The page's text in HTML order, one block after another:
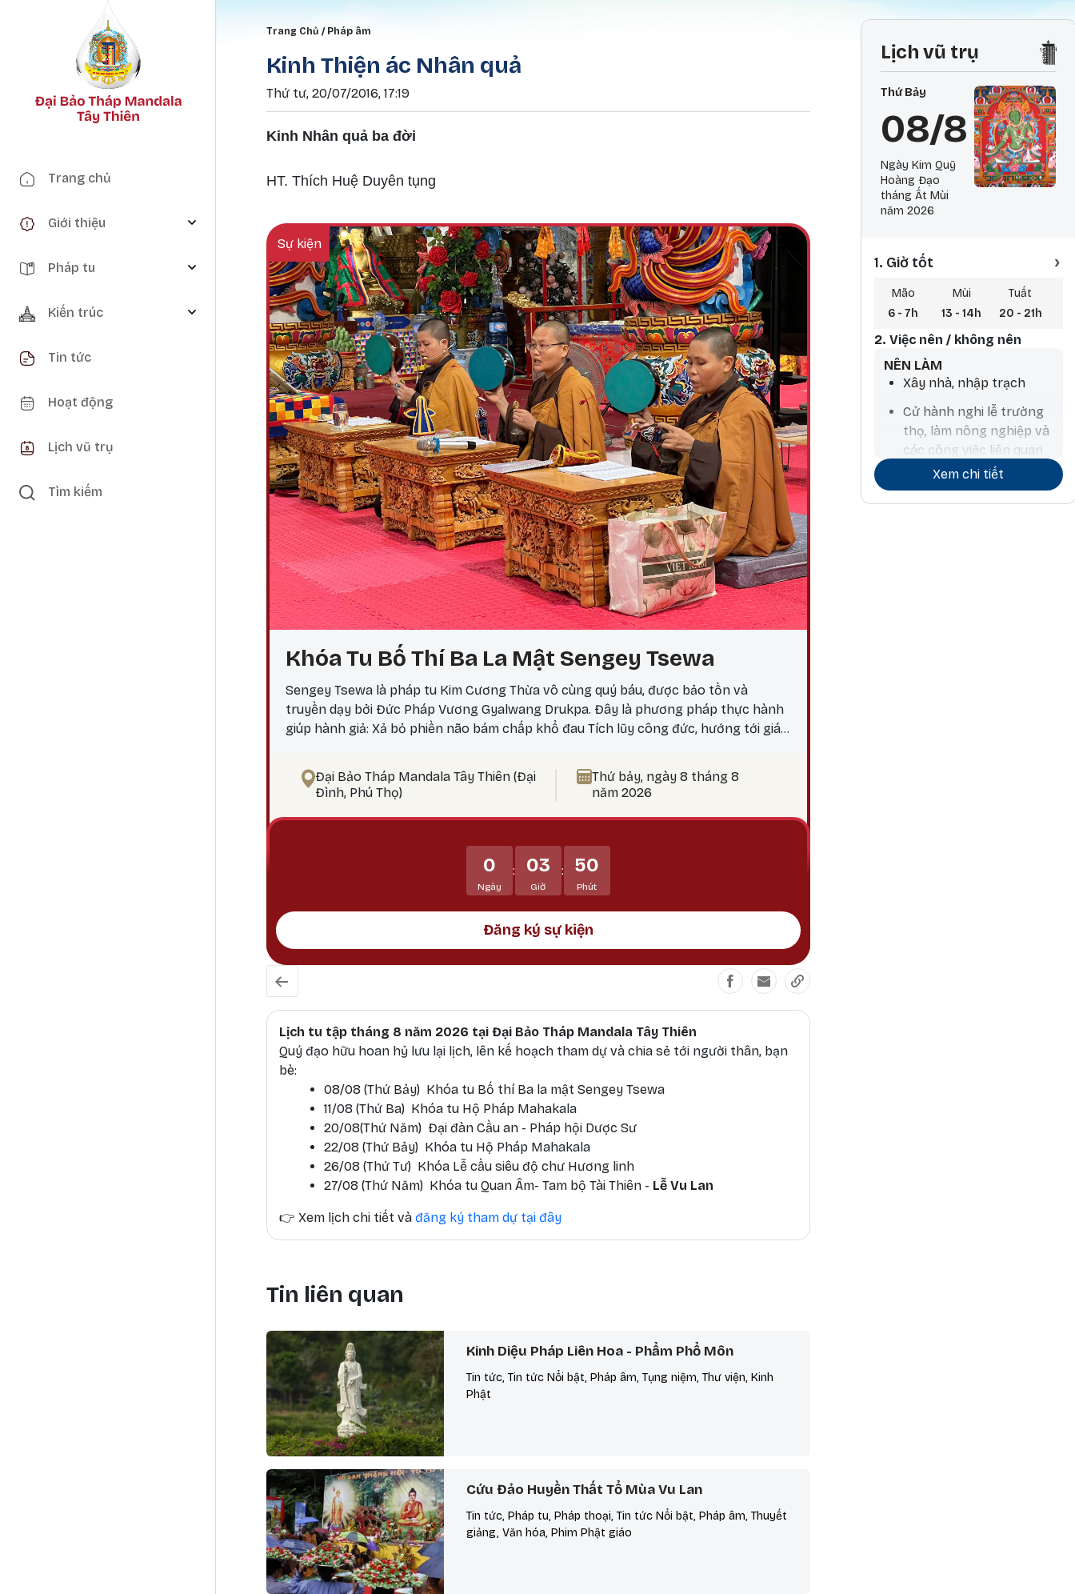
Main navigation
Trang chủ
Giới thiệu
Pháp tu
Kiến trúc
Tin tức
Hoạt động
Lịch vũ trụ
Tìm kiếm
Breadcrumb
Trang Chủ Pháp âm
Kinh Thiện ác Nhân quả
Thứ tư, 20/07/2016, 17:19
Kinh Nhân quả ba đời
HT. Thích Huệ Duyên tụng
Sự kiện
Khóa Tu Bố Thí Ba La Mật Sengey Tsewa
Sengey Tsewa là pháp tu Kim Cương Thừa vô cùng quý báu, được bảo tồn và
truyền dạy bởi Đức Pháp Vương Gyalwang Drukpa. Đây là phương pháp thực hành
giúp hành giả: Xả bỏ phiền não bám chấp khổ đau Tích lũy công đức, hướng tới giác
điểm công đức tu tập tăng trưởng mạnh mẽ, đặc biệt thích hợp để thực hành các
pháp tu Phật Bản Tôn Mẫu Tính.
Đại Bảo Tháp Mandala Tây Thiên (Đại
Đình, Phú Thọ)
Thứ bảy, ngày 8 tháng 8
năm 2026
0
Ngày
: 03
Giờ
: 50
Phút
Đăng ký sự kiện
Lịch tu tập tháng 8 năm 2026 tại Đại Bảo Tháp Mandala Tây Thiên
Quý đạo hữu hoan hỷ lưu lại lịch, lên kế hoạch tham dự và chia sẻ tới người thân, bạn
bè:
08/08 (Thứ Bảy) Khóa tu Bố thí Ba la mật Sengey Tsewa
11/08 (Thứ Ba) Khóa tu Hộ Pháp Mahakala
20/08(Thứ Năm) Đại đàn Cầu an - Pháp hội Dược Sư
22/08 (Thứ Bảy) Khóa tu Hộ Pháp Mahakala
26/08 (Thứ Tư) Khóa Lễ cầu siêu độ chư Hương linh
27/08 (Thứ Năm) Khóa tu Quan Âm- Tam bộ Tài Thiên - Lễ Vu Lan
👉 Xem lịch chi tiết và đăng ký tham dự tại đây
Tin liên quan
Kinh Diệu Pháp Liên Hoa - Phẩm Phổ Môn
Tin tức, Tin tức Nổi bật, Pháp âm, Tụng niệm, Thư viện, Kinh
Phật
Cứu Đảo Huyền Thất Tổ Mùa Vu Lan
Tin tức, Pháp tu, Pháp thoại, Tin tức Nổi bật, Pháp âm, Thuyết
giảng, Văn hóa, Phim Phật giáo
Lịch vũ trụ
Thứ Bảy
08/8
Ngày Kim Quỹ
Hoàng Đạo
tháng Ất Mùi
năm 2026
1. Giờ tốt ›
Mão
6 - 7h
Mùi
13 - 14h
Tuất
20 - 21h
2. Việc nên / không nên
NÊN LÀM
Xây nhà, nhập trạch
Cử hành nghi lễ trường
thọ, làm nông nghiệp và
các công việc liên quan
đến nước, mua thú nuôi,
tính toán chiêm tinh
Xem chi tiết